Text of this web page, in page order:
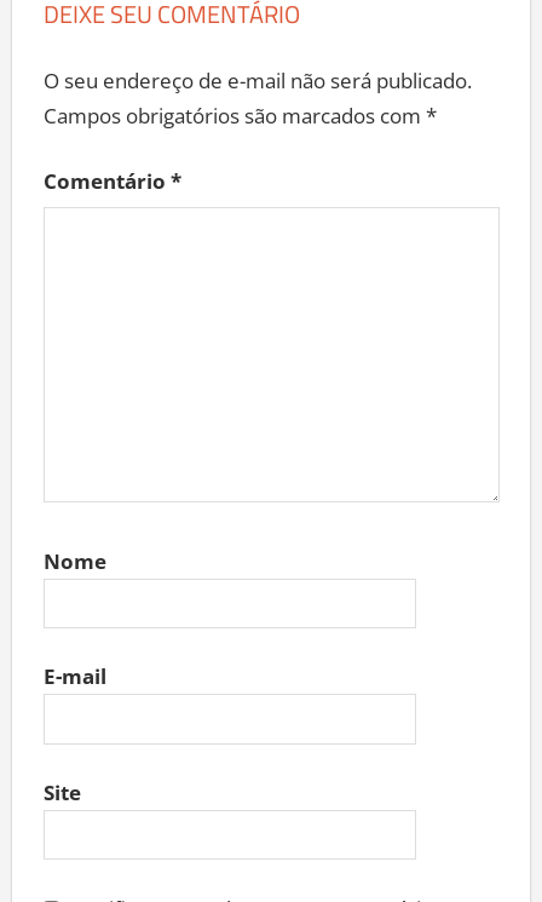
DEIXE SEU COMENTÁRIO
O seu endereço de e-mail não será publicado.
Campos obrigatórios são marcados com *
Comentário *
Nome
E-mail
Site